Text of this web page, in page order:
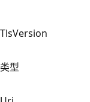
TlsVersion
类型